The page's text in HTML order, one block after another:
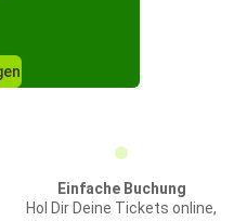
Einfache Buchung
Hol Dir Deine Tickets online,